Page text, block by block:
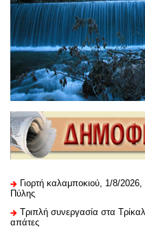
Γιορτή καλαμποκιού, 1/8/
Πύλης
Τριπλή συνεργασία στα
απάτες